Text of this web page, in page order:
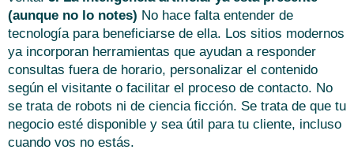
(aunque no lo notes) No hace falta entender de
tecnología para beneficiarse de ella. Los sitios modernos
ya incorporan herramientas que ayudan a responder
consultas fuera de horario, personalizar el contenido
según el visitante o facilitar el proceso de contacto. No
se trata de robots ni de ciencia ficción. Se trata de que tu
negocio esté disponible y sea útil para tu cliente, incluso
cuando vos no estás.